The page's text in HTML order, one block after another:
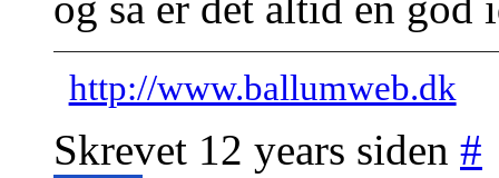
http://www.ballumweb.dk
Skrevet 12 years siden #